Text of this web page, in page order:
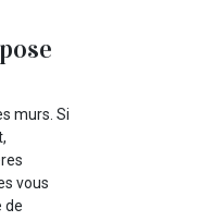
murs. Si
vous
de